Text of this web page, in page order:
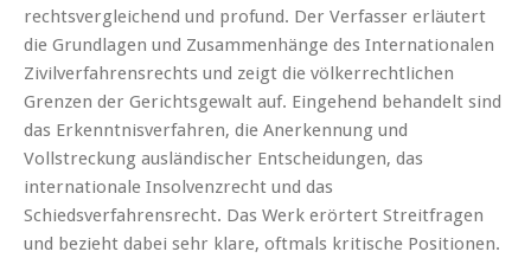
rechtsvergleichend und profund. Der Verfasser erläutert
die Grundlagen und Zusammenhänge des Internationalen
Zivilverfahrensrechts und zeigt die völkerrechtlichen
Grenzen der Gerichtsgewalt auf. Eingehend behandelt sind
das Erkenntnisverfahren, die Anerkennung und
Vollstreckung ausländischer Entscheidungen, das
internationale Insolvenzrecht und das
Schiedsverfahrensrecht. Das Werk erörtert Streitfragen
und bezieht dabei sehr klare, oftmals kritische Positionen.